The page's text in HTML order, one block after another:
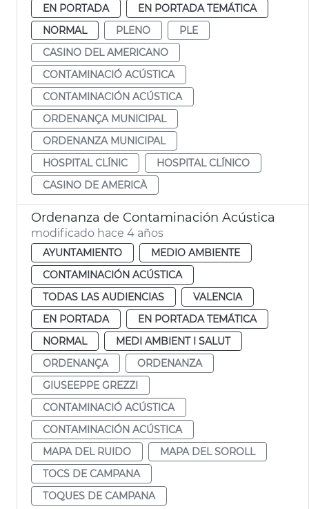
EN PORTADA
EN PORTADA TEMÁTICA
NORMAL
PLENO
PLE
CASINO DEL AMERICANO
CONTAMINACIÓ ACÚSTICA
CONTAMINACIÓN ACÚSTICA
ORDENANÇA MUNICIPAL
ORDENANZA MUNICIPAL
HOSPITAL CLÍNIC
HOSPITAL CLÍNICO
CASINO DE AMERICÀ
Ordenanza de Contaminación Acústica
modificado hace 4 años
AYUNTAMIENTO
MEDIO AMBIENTE
CONTAMINACIÓN ACÚSTICA
TODAS LAS AUDIENCIAS
VALENCIA
EN PORTADA
EN PORTADA TEMÁTICA
NORMAL
MEDI AMBIENT I SALUT
ORDENANÇA
ORDENANZA
GIUSEEPPE GREZZI
CONTAMINACIÓ ACÚSTICA
CONTAMINACIÓN ACÚSTICA
MAPA DEL RUIDO
MAPA DEL SOROLL
TOCS DE CAMPANA
TOQUES DE CAMPANA